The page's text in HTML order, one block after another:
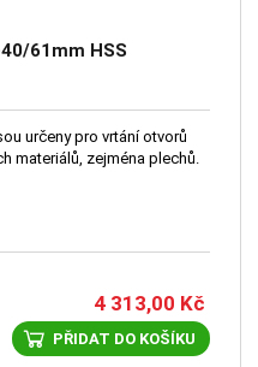
61mm HSS
pro vrtání otvorů
různých průměrů do tenkostěnných materiálů, zejména plechů.
4 313,00 Kč
PŘIDAT DO KOŠÍKU